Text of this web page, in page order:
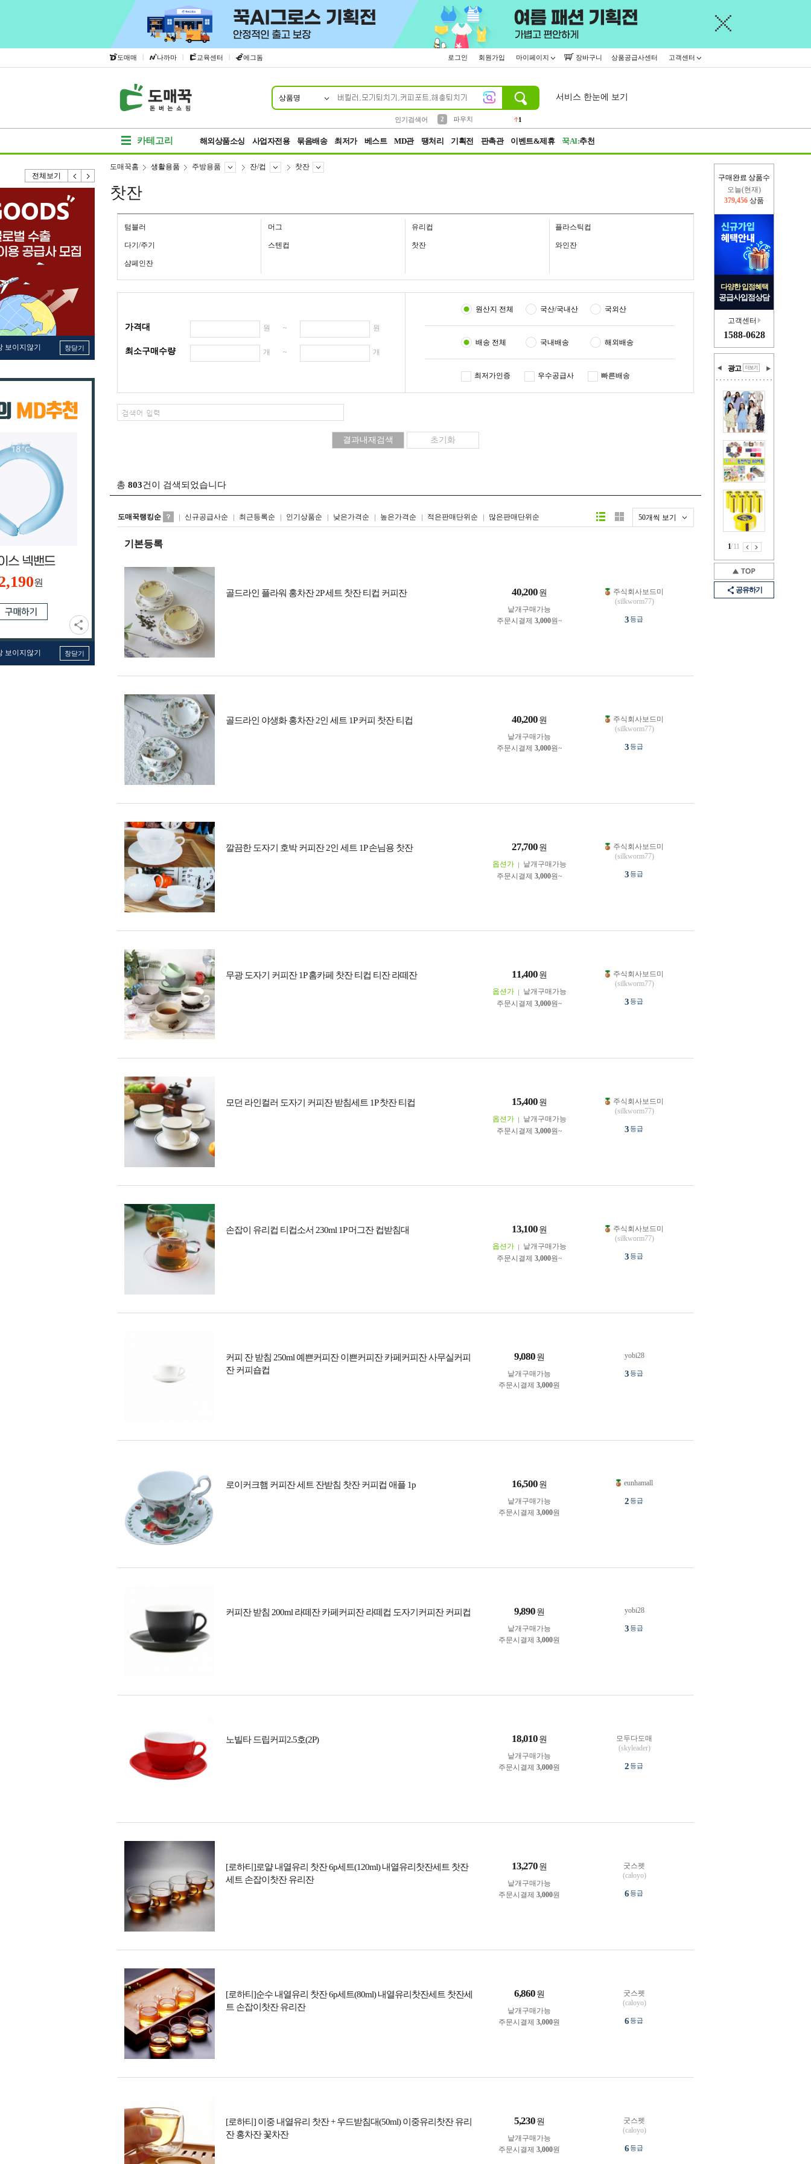
도매매 | 나까마 | 교육센터 | 에그돔 로그인 회원가입 마이페이지 장바구니 상품공급사센터 고객센터
상품명
인기검색어
2
파우치
1
서비스 한눈에 보기
카테고리 해외상품소싱 사업자전용 묶음배송 최저가 베스트 MD관 땡처리 기획전 판촉관 이벤트&제휴 꾹AI:추천
전체보기
보이지않기 창닫기
원
보이지않기 창닫기
구매완료 상품수
오늘(현재)
379,456 상품
다양한 입점혜택
공급사입점상담
고객센터
1588-0628
광고
1/11
공유하기
도매꾹홈 생활용품 주방용품 잔/컵 찻잔
찻잔
텀블러 머그 유리컵 플라스틱컵
다기/주기 스텐컵 찻잔 와인잔
샴페인잔
가격대 원 ~ 원
최소구매수량 개 ~ 개
원산지 전체 국산/국내산 국외산
배송 전체 국내배송 해외배송
최저가인증 우수공급사 빠른배송
총 803건이 검색되었습니다
도매꾹랭킹순 신규공급사순 최근등록순 인기상품순 낮은가격순 높은가격순 적은판매단위순 많은판매단위순 50개씩 보기
리스트형갤러리형
기본등록
골드라인 플라워 홍차잔 2P 세트 찻잔 티컵 커피잔 40,200 원
낱개구매가능
주문시결제 3,000원~
주식회사보드미
(silkworm77)
3등급
골드라인 야생화 홍차잔 2인 세트 1P 커피 찻잔 티컵 40,200 원
낱개구매가능
주문시결제 3,000원~
주식회사보드미
(silkworm77)
3등급
깔끔한 도자기 호박 커피잔 2인 세트 1P 손님용 찻잔 27,700 원
옵션가
낱개구매가능
주문시결제 3,000원~
주식회사보드미
(silkworm77)
3등급
무광 도자기 커피잔 1P 홈카페 찻잔 티컵 티잔 라떼잔 11,400 원
옵션가
낱개구매가능
주문시결제 3,000원~
주식회사보드미
(silkworm77)
3등급
모던 라인컬러 도자기 커피잔 받침세트 1P 찻잔 티컵 15,400 원
옵션가
낱개구매가능
주문시결제 3,000원~
주식회사보드미
(silkworm77)
3등급
손잡이 유리컵 티컵소서 230ml 1P 머그잔 컵받침대 13,100 원
옵션가
낱개구매가능
주문시결제 3,000원~
주식회사보드미
(silkworm77)
3등급
커피 잔 받침 250ml 예쁜커피잔 이쁜커피잔 카페커피잔 사무실커피
잔 커피숍컵
9,080 원
낱개구매가능
주문시결제 3,000원
yobi28
3등급
로이커크햄 커피잔 세트 잔받침 찻잔 커피컵 애플 1p 16,500 원
낱개구매가능
주문시결제 3,000원
eunhamall
2등급
커피잔 받침 200ml 라떼잔 카페커피잔 라떼컵 도자기커피잔 커피컵 9,890 원
낱개구매가능
주문시결제 3,000원
yobi28
3등급
노빌타 드립커피2.5호(2P) 18,010 원
낱개구매가능
주문시결제 3,000원
모두다도매
(skyleader)
2등급
[로하티]로얄 내열유리 찻잔 6p세트(120ml) 내열유리찻잔세트 찻잔
세트 손잡이찻잔 유리잔
13,270 원
낱개구매가능
주문시결제 3,000원
굿스펫
(caloyo)
6등급
[로하티]순수 내열유리 찻잔 6p세트(80ml) 내열유리찻잔세트 찻잔세
트 손잡이찻잔 유리잔
6,860 원
낱개구매가능
주문시결제 3,000원
굿스펫
(caloyo)
6등급
[로하티] 이중 내열유리 찻잔 + 우드받침대(50ml) 이중유리찻잔 유리
잔 홍차잔 꽃차잔
5,230 원
낱개구매가능
주문시결제 3,000원
굿스펫
(caloyo)
6등급